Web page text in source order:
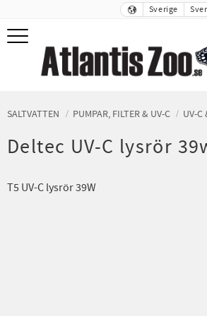
Meny
Sverige
SALTVATTEN PUMPAR, FILTER & UV-C UV-C
Deltec UV-C lysrör
T5 UV-C lysrör 39W